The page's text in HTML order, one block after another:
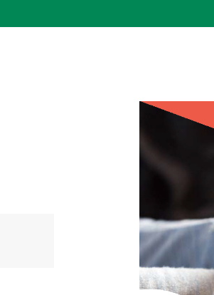
de grossesse par